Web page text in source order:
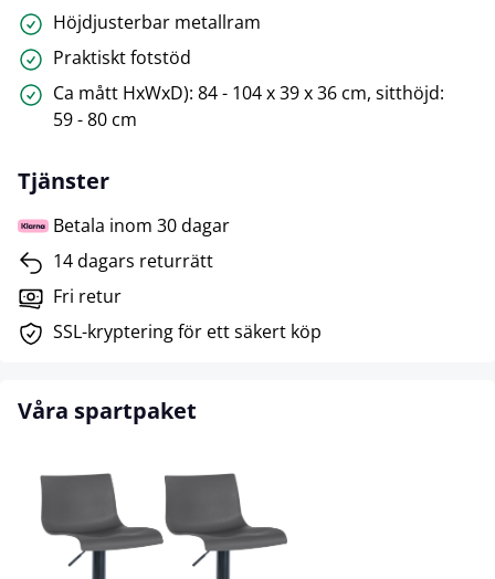
Höjdjusterbar metallram
Praktiskt fotstöd
Ca mått HxWxD): 84 - 104 x 39 x 36 cm, sitthöjd:
59 - 80 cm
Tjänster
Betala inom 30 dagar
14 dagars returrätt
Fri retur
SSL-kryptering för ett säkert köp
Våra spartpaket